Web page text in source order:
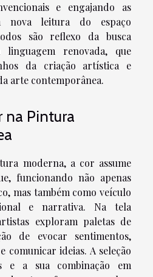
e engajando as
nova leitura do espaço
são reflexo da busca
renovada, que
da criação artística e
arte contemporânea.
na Pintura
moderna, a cor assume
funcionando não apenas
mas também como veículo
e narrativa. Na tela
exploram paletas de
de evocar sentimentos,
comunicar ideias. A seleção
e a sua combinação em